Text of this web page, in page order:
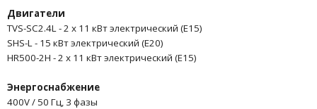
Двигатели
TVS-SC2.4L - 2 x 11 кВт электрический (E15)
SHS-L - 15 кВт электрический (E20)
HR500-2H - 2 x 11 кВт электрический (E15)
Энергоснабжение
400V / 50 Гц, 3 фазы